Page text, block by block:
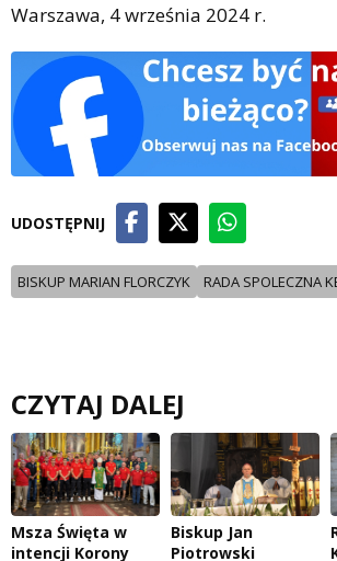
Warszawa, 4 września 2024 r.
UDOSTĘPNIJ
BISKUP MARIAN FLORCZYK RADA SPOLECZNA
CZYTAJ DALEJ
Msza Święta w
intencji Korony
Biskup Jan
Piotrowski